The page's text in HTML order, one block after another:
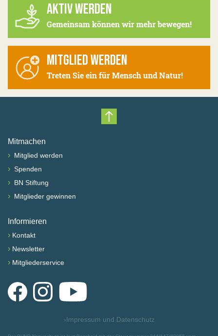
AKTIV WERDEN
Gemeinsam können wir mehr bewegen!
MITGLIED WERDEN
Treten Sie ein für Mensch und Natur!
Nach oben scrollen
Mitmachen
› Mitglied werden
› Spenden
› BN Stiftung
› Mitglieder gewinnen
Informieren
› Kontakt
› Newsletter
› Mitgliederservice
FacebookInstagramYouTube
›Impressum und Datenschutz